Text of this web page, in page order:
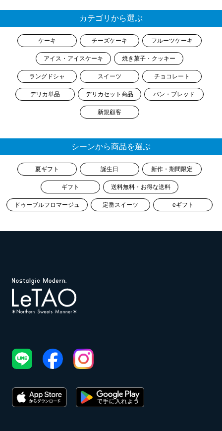
カテゴリから選ぶ
ケーキ チーズケーキ フルーツケーキ
アイス・アイスケーキ 焼き菓子・クッキー
ラングドシャ スイーツ チョコレート
デリカ単品 デリカセット商品 パン・ブレッド
新規顧客
シーンから商品を選ぶ
夏ギフト 誕生日 新作・期間限定
ギフト 送料無料・お得な送料
ドゥーブルフロマージュ 定番スイーツ eギフト